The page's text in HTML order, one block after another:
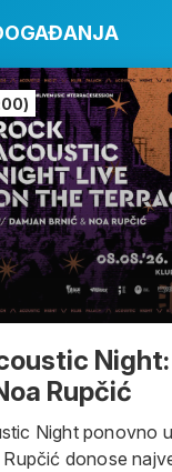
Rupčić
Night ponovno
donose